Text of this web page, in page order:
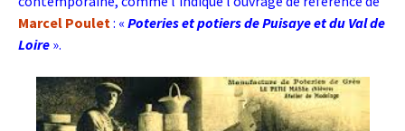
Marcel Poulet: « Poteries et potiers de Puisaye et du Val de
Loire ».